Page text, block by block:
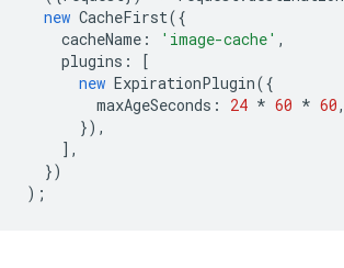
new CacheFirst({
cacheName : 'image-cache' ,
plugins :
[
new ExpirationPlugin({
maxAgeSeconds : 24 * 60 * 60,
}),
],
})
);